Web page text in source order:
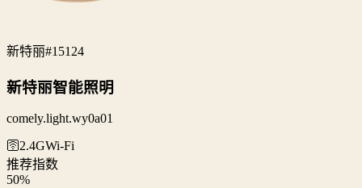
新特丽#15124
新特丽智能照明
comely.light.wy0a01
🛜2.4GWi‑Fi
推荐指数
50%